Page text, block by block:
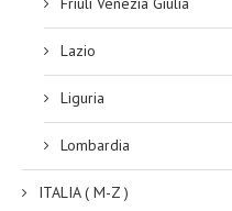
Lazio
Liguria
Lombardia
ITALIA ( M-Z )